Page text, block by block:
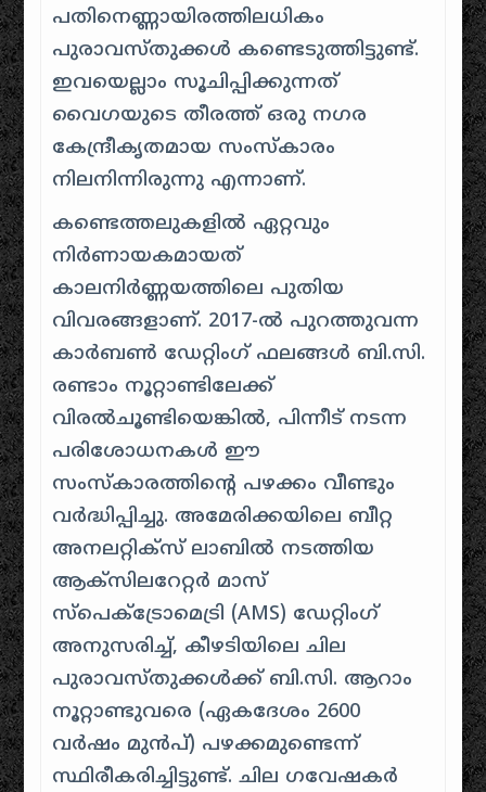
പതിനെണ്ണായിരത്തിലധികം
പുരാവസ്തുക്കൾ കണ്ടെടുത്തിട്ടുണ്ട്.
ഇവയെല്ലാം സൂചിപ്പിക്കുന്നത്
വൈഗയുടെ തീരത്ത് ഒരു നഗര
കേന്ദ്രീകൃതമായ സംസ്കാരം
നിലനിന്നിരുന്നു എന്നാണ്.
കണ്ടെത്തലുകളിൽ ഏറ്റവും
നിർണായകമായത്
കാലനിർണ്ണയത്തിലെ പുതിയ
വിവരങ്ങളാണ്. 2017-ൽ പുറത്തുവന്ന
കാർബൺ ഡേറ്റിംഗ് ഫലങ്ങൾ ബി.സി.
രണ്ടാം നൂറ്റാണ്ടിലേക്ക്
വിരൽചൂണ്ടിയെങ്കിൽ, പിന്നീട് നടന്ന
പരിശോധനകൾ ഈ
സംസ്കാരത്തിന്റെ പഴക്കം വീണ്ടും
വർദ്ധിപ്പിച്ചു. അമേരിക്കയിലെ ബീറ്റ
അനലറ്റിക്സ് ലാബിൽ നടത്തിയ
ആക്സിലറേറ്റർ മാസ്
സ്പെക്ട്രോമെട്രി (AMS) ഡേറ്റിംഗ്
അനുസരിച്ച്, കീഴടിയിലെ ചില
പുരാവസ്തുക്കൾക്ക് ബി.സി. ആറാം
നൂറ്റാണ്ടുവരെ (ഏകദേശം 2600
വർഷം മുൻപ്) പഴക്കമുണ്ടെന്ന്
സ്ഥിരീകരിച്ചിട്ടുണ്ട്. ചില ഗവേഷകർ